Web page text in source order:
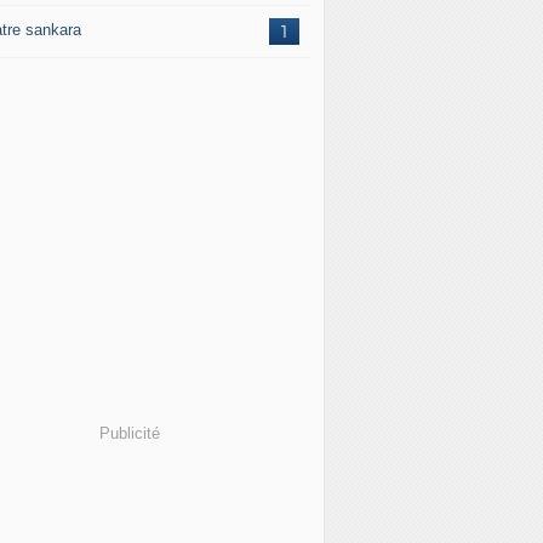
1
sankara
Publicité